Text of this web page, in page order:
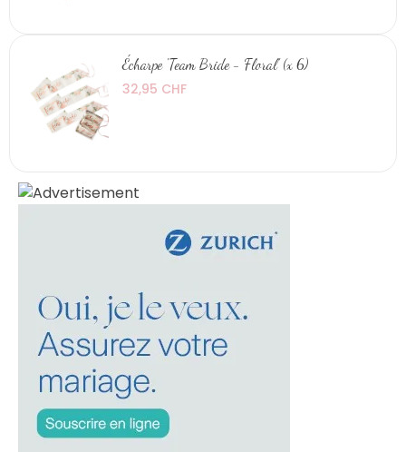
Écharpe 'Team Bride - Floral' (x 6)
32,95 CHF